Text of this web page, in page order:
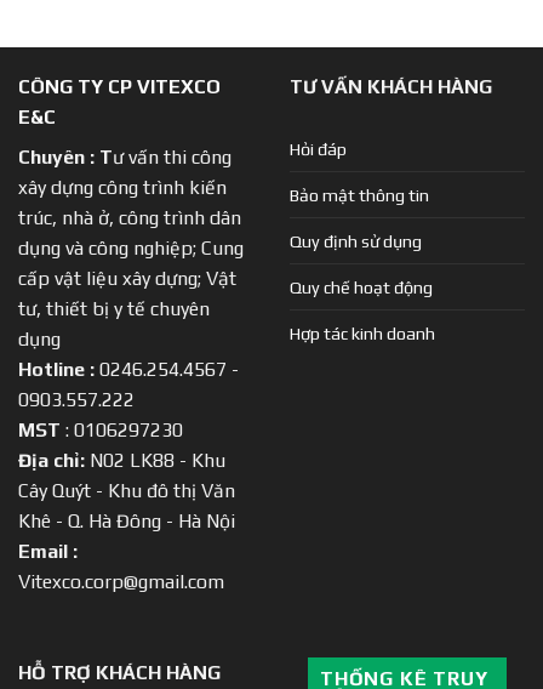
CÔNG TY CP VITEXCO
E&C
Chuyên : Tư vấn thi công
xây dựng công trình kiến
trúc, nhà ở, công trình dân
dụng và công nghiệp; Cung
cấp vật liệu xây dựng; Vật
tư, thiết bị y tế chuyên
dụng
Hotline : 0246.254.4567 -
0903.557.222
MST : 0106297230
Địa chỉ: N02 LK88 - Khu
Cây Quýt - Khu đô thị Văn
Khê - Q. Hà Đông - Hà Nội
Email :
Vitexco.corp@gmail.com
TƯ VẤN KHÁCH HÀNG
Hỏi đáp
Bảo mật thông tin
Quy định sử dụng
Quy chế hoạt động
Hợp tác kinh doanh
HỖ TRỢ KHÁCH HÀNG
THỐNG KÊ TRUY